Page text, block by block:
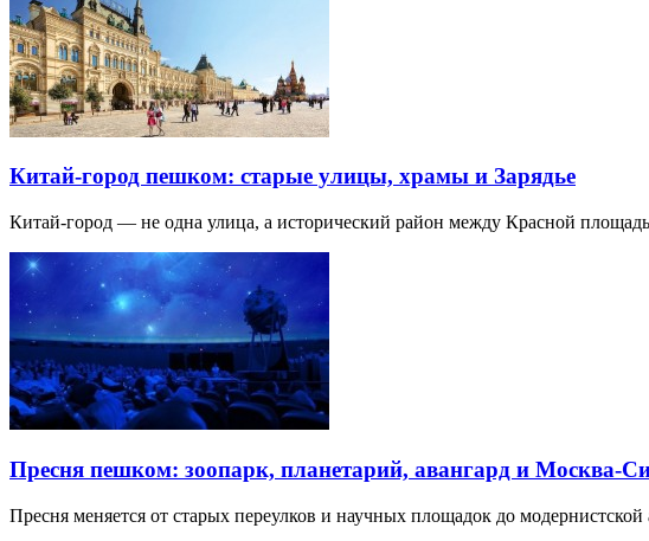
Китай-город пешком: старые улицы, храмы и Зарядье
Китай-город — не одна улица, а исторический район между Красной
Пресня пешком: зоопарк, планетарий, авангард и Москва-
Пресня меняется от старых переулков и научных площадок до